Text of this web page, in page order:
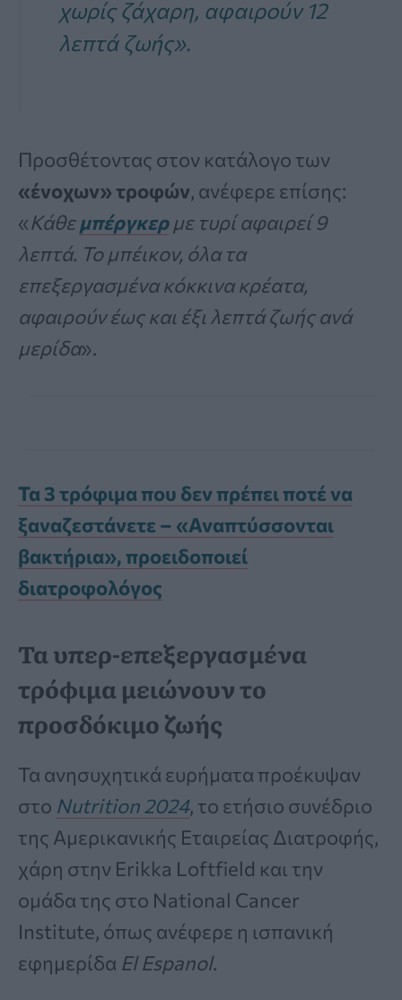
χωρίς ζάχαρη, αφαιρούν 12
λεπτά ζωής».
Προσθέτοντας στον κατάλογο των
«ένοχων» τροφών, ανέφερε επίσης:
«Κάθεμπέργκερμε τυρί αφαιρεί 9
λεπτά. Το μπέικον, όλα τα
επεξεργασμένα κόκκινα κρέατα,
αφαιρούν έως και έξι λεπτά ζωής ανά
μερίδα».
Τα 3 τρόφιμα που δεν πρέπει ποτέ να
ξαναζεστάνετε – «Αναπτύσσονται
βακτήρια», προειδοποιεί
διατροφολόγος
Τα υπερ-επεξεργασμένα
τρόφιμα μειώνουν το
προσδόκιμο ζωής
Τα ανησυχητικά ευρήματα προέκυψαν
στο Nutrition 2024, το ετήσιο συνέδριο
της Αμερικανικής Εταιρείας Διατροφής,
χάρη στην Erikka Loftfield και την
ομάδα της στο National Cancer
Institute, όπως ανέφερε η ισπανική
εφημερίδα El Espanol.